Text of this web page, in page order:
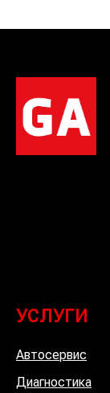
УСЛУГИ
Автосервис
Диагностика